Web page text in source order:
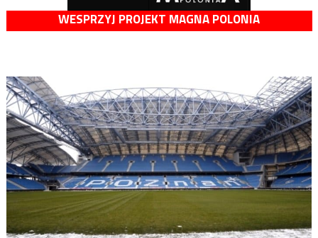
WESPRZYJ PROJEKT MAGNA POLONIA